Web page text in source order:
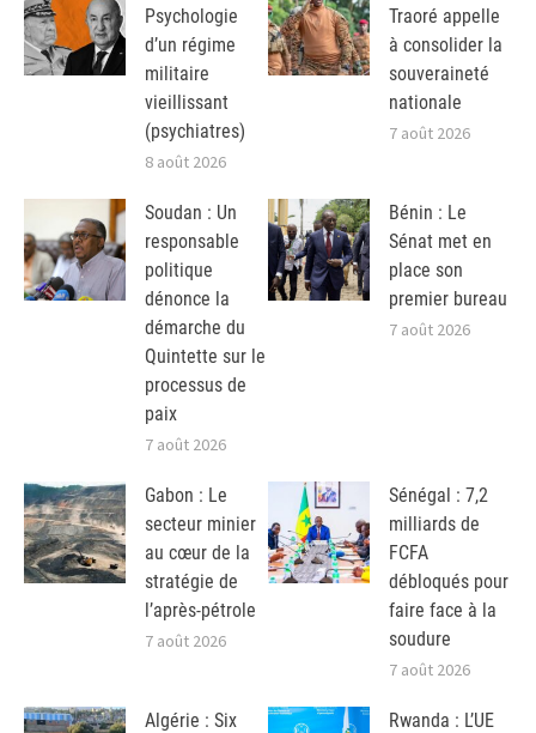
Psychologie
d’un régime
militaire
vieillissant
(psychiatres)
8 août 2026
Traoré appelle
à consolider la
souveraineté
nationale
7 août 2026
Soudan : Un
responsable
politique
dénonce la
démarche du
Quintette sur le
processus de
paix
7 août 2026
Bénin : Le
Sénat met en
place son
premier bureau
7 août 2026
Gabon : Le
secteur minier
au cœur de la
stratégie de
l’après-pétrole
7 août 2026
Sénégal : 7,2
milliards de
FCFA
débloqués pour
faire face à la
soudure
7 août 2026
Algérie : Six
Rwanda : L’UE